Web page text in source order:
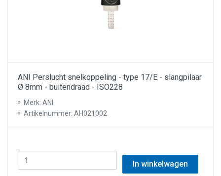
ANI Perslucht snelkoppeling - type 17/E - slangpilaar
Ø 8mm - buitendraad - ISO228
Merk: ANI
Artikelnummer: AH021002
In winkelwagen